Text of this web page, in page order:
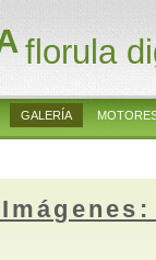
florula
GALERÍA